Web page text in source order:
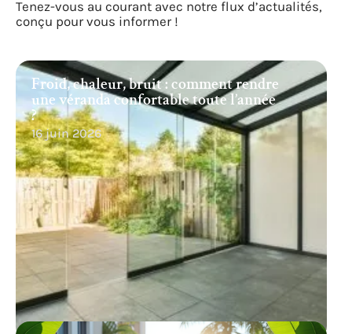
Tenez-vous au courant avec notre flux d’actualités,
conçu pour vous informer !
Froid, chaleur, bruit : comment rendre
une véranda confortable toute l’année
?
16 juin 2026